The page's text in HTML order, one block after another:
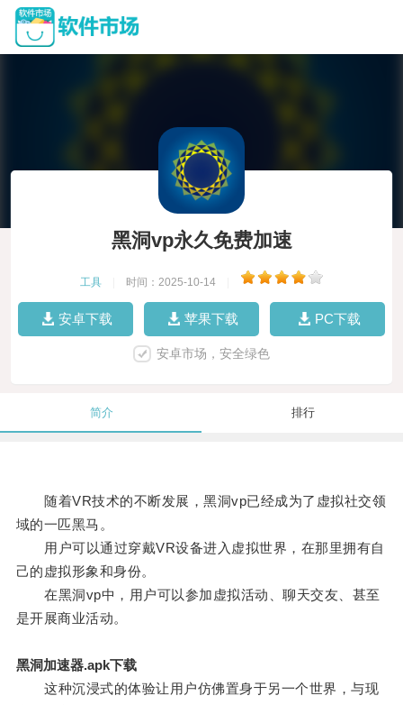
黑洞vp永久免费加速
工具 时间：2025-10-14
安卓下载 苹果下载 PC下载
安卓市场，安全绿色
简介 排行
随着VR技术的不断发展，黑洞vp已经成为了虚拟社交领
域的一匹黑马。
用户可以通过穿戴VR设备进入虚拟世界，在那里拥有自
己的虚拟形象和身份。
在黑洞vp中，用户可以参加虚拟活动、聊天交友、甚至
是开展商业活动。
黑洞加速器.apk下载
这种沉浸式的体验让用户仿佛置身于另一个世界，与现